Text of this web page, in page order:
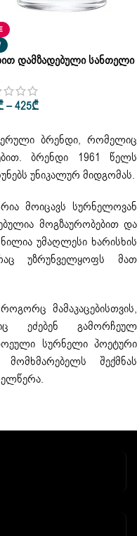
Დამზადებული Სანთელი
• 300 Gr
–425₾
ბრენდი, რომელიც
ბრენდი 1961 წელს
უნიკალურ მიდგომას.
მოიცავს სურნელოვან
მოგზაურობებით და
უმაღლესი ხარისხის
უზრუნველყოფს მათ
მამაკაცებისთვის,
ეძებენ გამორჩეულ
სურნელი პოეტური
შექმნას